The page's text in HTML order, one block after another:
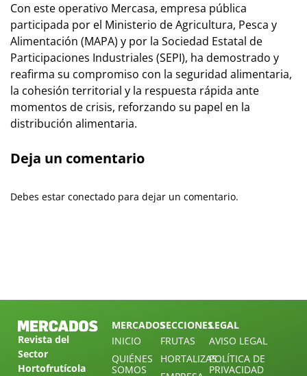
Con este operativo Mercasa, empresa pública
participada por el Ministerio de Agricultura, Pesca y
Alimentación (MAPA) y por la Sociedad Estatal de
Participaciones Industriales (SEPI), ha demostrado y
reafirma su compromiso con la seguridad alimentaria,
la cohesión territorial y la respuesta rápida ante
momentos de crisis, reforzando su papel en la
distribución alimentaria.
Deja un comentario
Debes estar conectado para dejar un comentario.
Revista del
Sector
Hortofrutícola
MERCADOS
INICIO
QUIÉNES
SOMOS
SECCIONES
FRUTAS
HORTALIZAS
LEGAL
AVISO LEGAL
POLÍTICA DE
PRIVACIDAD